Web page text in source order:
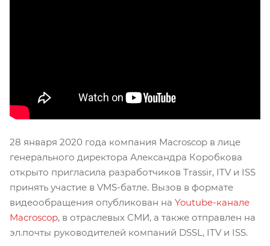
28 января 2020 года компания Macroscop в лице
генерального директора Александра Коробкова
открыто пригласила разработчиков Trassir, ITV и ISS
принять участие в VMS-батле. Вызов в формате
видеообращения опубликован на Youtube-канале
Macroscop, в отраслевых СМИ, а также отправлен на
эл.почты руководителей компаний DSSL, ITV и ISS.